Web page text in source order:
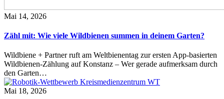
Mai 14, 2026
Zähl mit: Wie viele Wildbienen summen in deinem Garten?
Wildbiene + Partner ruft am Weltbienentag zur ersten App-basierten
Wildbienen-Zählung auf Konstanz – Wer gerade aufmerksam durch
den Garten…
Mai 18, 2026